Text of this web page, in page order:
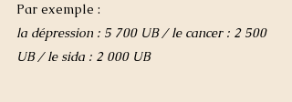
Par exemple :
la dépression : 5 700 UB / le cancer : 2 500
UB / le sida : 2 000 UB